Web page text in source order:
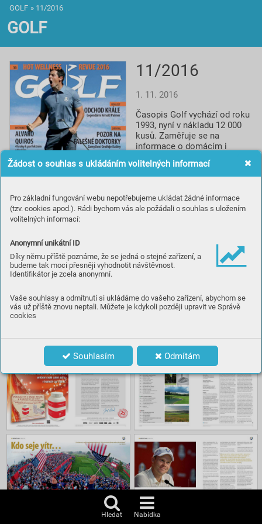
Žádost o souhlas s ukládáním volitelných informací
Pro základní fungování webu nepotřebujeme ukládat žádné informace
(tzv. cookies apod.). Rádi bychom vás ale požádali o souhlas s uložením
volitelných informací:
Anonymní unikátní ID
Díky němu příště poznáme, že se jedná o stejné zařízení, a
budeme tak moci přesněji vyhodnotit návštěvnost.
Identifikátor je zcela anonymní.
Vaše souhlasy a odmítnutí si ukládáme do vašeho zařízení, abychom se
vás už příště znovu neptali. Můžete je kdykoli později upravit ve Správě
cookies
Souhlasím Odmítám
11/2016
1. 11. 2016
Časopis Golf vychází od roku
1993, nyní v nákladu 12 000
kusů. Zaměřuje se na
informace o domácím i
rozhovory a profily, testy
vybavení, informace o
golfem. Spolupracuje s
prestižním britským titulem
asociace.
Obsah
GOLF » 11/2016
GOLF
Hledat Nabídka